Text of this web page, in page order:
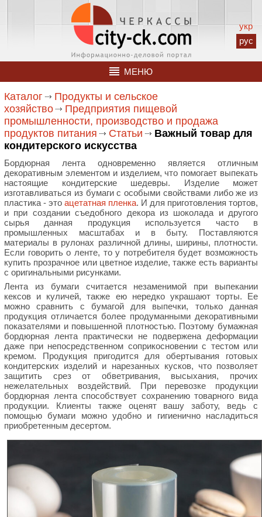
укр
рус
МЕНЮ
Каталог
Продукты и сельское
хозяйство
Предприятия пищевой
промышленности, производство и продажа
продуктов питания
Статьи
Важный товар для
кондитерского искусства
Бордюрная лента одновременно является отличным
декоративным элементом и изделием, что помогает выпекать
настоящие кондитерские шедевры. Изделие может
изготавливаться из бумаги с особыми свойствами либо же из
пластика - это ацетатная пленка. И для приготовления тортов,
и при создании съедобного декора из шоколада и другого
сырья данная продукция используется часто в
промышленных масштабах и в быту. Поставляются
материалы в рулонах различной длины, ширины, плотности.
Если говорить о ленте, то у потребителя будет возможность
купить прозрачное или цветное изделие, также есть варианты
с оригинальными рисунками.
Лента из бумаги считается незаменимой при выпекании
кексов и куличей, также ею нередко украшают торты. Ее
можно сравнить с бумагой для выпечки, только данная
продукция отличается более продуманными декоративными
показателями и повышенной плотностью. Поэтому бумажная
бордюрная лента практически не подвержена деформации
даже при непосредственном соприкосновении с тестом или
кремом. Продукция пригодится для обертывания готовых
кондитерских изделий и нарезанных кусков, что позволяет
защитить срез от обветривания, высыхания, прочих
нежелательных воздействий. При перевозке продукции
бордюрная лента способствует сохранению товарного вида
продукции. Клиенты также оценят вашу заботу, ведь с
помощью бумаги можно удобно и гигиенично насладиться
приобретенным десертом.